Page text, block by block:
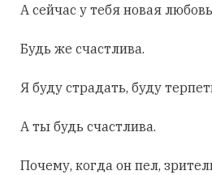
А сейчас у тебя новая
Будь же счастлива.
Я буду страдать, буду
А ты будь счастлива.
Почему, когда он пел,